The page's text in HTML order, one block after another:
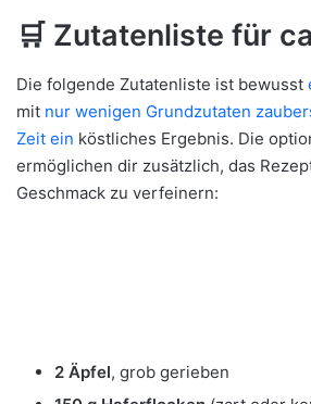
🛒 Zutatenliste für
Die folgende Zutatenliste ist bewusst
mit nur wenigen Grundzutaten
Zeit ein köstliches Ergebnis. Die
ermöglichen dir zusätzlich, das
Geschmack zu verfeinern:
2 Äpfel, grob gerieben